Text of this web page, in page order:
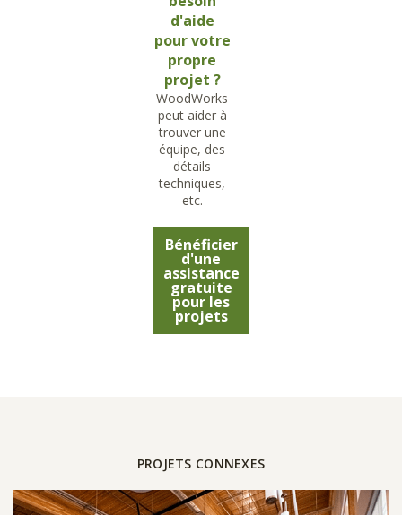
d'aide
pour votre
propre
projet ?
WoodWorks
peut aider à
trouver une
équipe, des
détails
techniques,
etc.
Bénéficier
d'une
assistance
gratuite
pour les
projets
PROJETS CONNEXES